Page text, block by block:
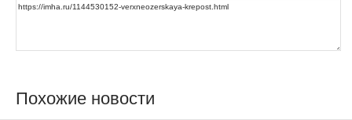
Похожие новости